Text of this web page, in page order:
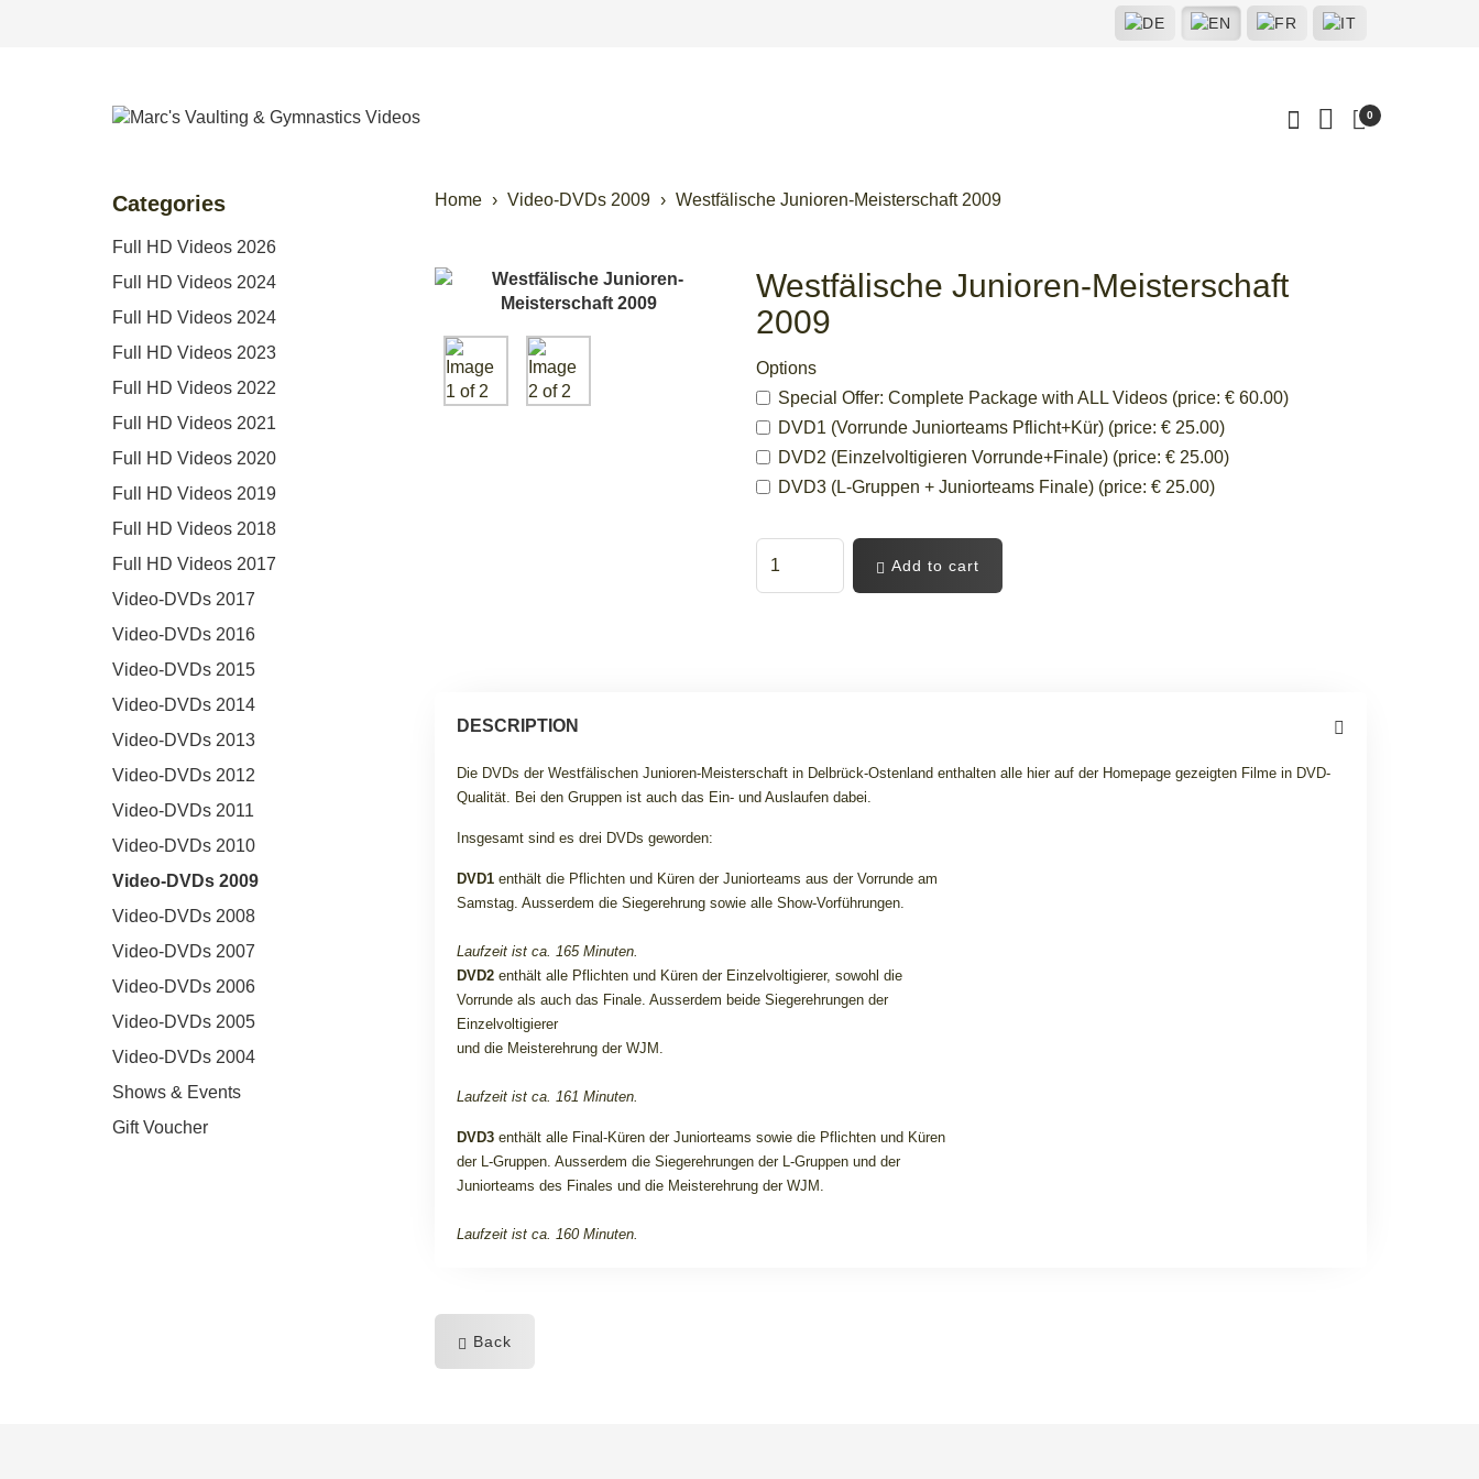
0
Home Video-DVDs 2009 Westfälische Junioren-Meisterschaft 2009
Westfälische Junioren-Meisterschaft
2009
Options
Special Offer: Complete Package with ALL Videos (price: € 60.00)
DVD1 (Vorrunde Juniorteams Pflicht+Kür) (price: € 25.00)
DVD2 (Einzelvoltigieren Vorrunde+Finale) (price: € 25.00)
DVD3 (L-Gruppen + Juniorteams Finale) (price: € 25.00)
Add to cart
DESCRIPTION
Die DVDs der Westfälischen Junioren-Meisterschaft in Delbrück-Ostenland enthalten alle hier auf der Homepage gezeigten Filme in DVD-
Qualität. Bei den Gruppen ist auch das Ein- und Auslaufen dabei
Insgesamt sind es drei DVDs geworden:
DVD1enthält die Pflichten und Küren der Juniorteams aus der Vorrunde am
Samstag. Ausserdem die Siegerehrung sowie alle Show-Vorführungen.
Laufzeit ist ca. 165 Minuten.
DVD2enthält alle Pflichten und Küren der Einzelvoltigierer, sowohl die
Vorrunde als auch das Finale. Ausserdem beide Siegerehrungen der
Einzelvoltigierer
und die Meisterehrung der WJM.
Laufzeit ist ca. 161 Minuten.
DVD3enthält alle Final-Küren der Juniorteams sowie die Pflichten und Küren
der L-Gruppen. Ausserdem die Siegerehrungen der L-Gruppen und der
Juniorteams des Finales und die Meisterehrung der WJM.
Laufzeit ist ca. 160 Minuten.
Back
Categories
Full HD Videos 2026
Full HD Videos 2024
Full HD Videos 2024
Full HD Videos 2023
Full HD Videos 2022
Full HD Videos 2021
Full HD Videos 2020
Full HD Videos 2019
Full HD Videos 2018
Full HD Videos 2017
Video-DVDs 2017
Video-DVDs 2016
Video-DVDs 2015
Video-DVDs 2014
Video-DVDs 2013
Video-DVDs 2012
Video-DVDs 2011
Video-DVDs 2010
Video-DVDs 2009
Video-DVDs 2008
Video-DVDs 2007
Video-DVDs 2006
Video-DVDs 2005
Video-DVDs 2004
Shows & Events
Gift Voucher